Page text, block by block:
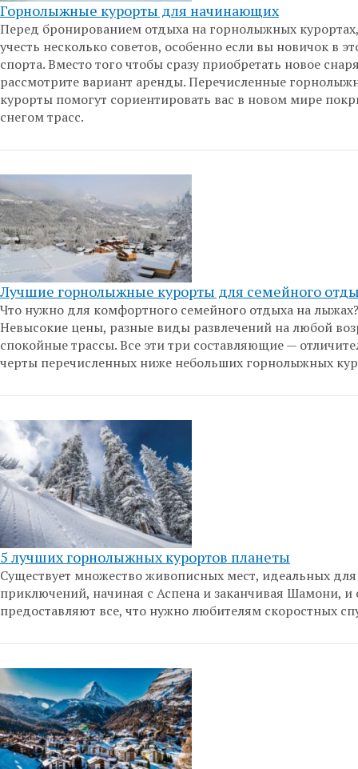
Горнолыжные курорты для начинающих
Перед бронированием отдыха на горнолыжных
учесть несколько советов, особенно если вы новичок в
спорта. Вместо того чтобы сразу приобретать новое
рассмотрите вариант аренды. Перечисленные
курорты помогут сориентировать вас в новом мире
снегом трасс.
Лучшие горнолыжные курорты для семейного
Что нужно для комфортного семейного отдыха на лыжах?
Невысокие цены, разные виды развлечений на любой
спокойные трассы. Все эти три составляющие —
черты перечисленных ниже небольших горнолыжных
5 лучших горнолыжных курортов планеты
Существует множество живописных мест, идеальных
приключений, начиная с Аспена и заканчивая Шамони, и
предоставляют все, что нужно любителям скоростных